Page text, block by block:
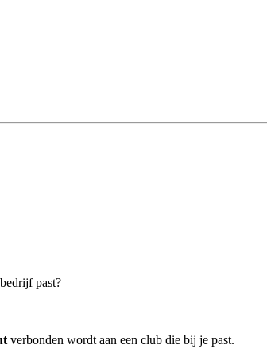
past?
verbonden wordt aan een club die bij je past.